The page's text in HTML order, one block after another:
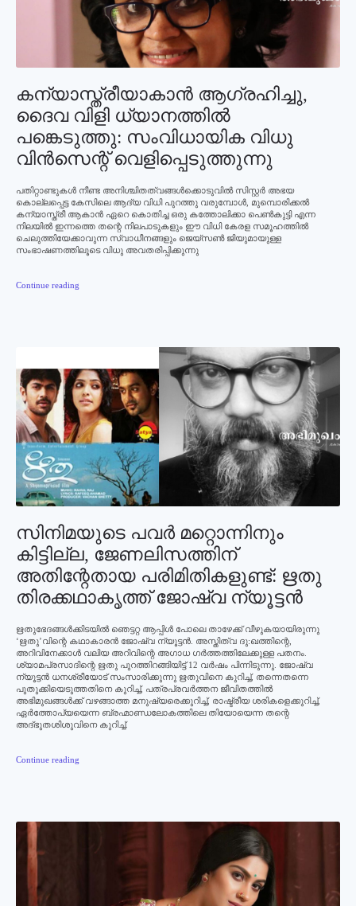
കന്യാസ്ത്രീയാകാന്‍ ആഗ്രഹിച്ചു,
ദൈവ വിളി ധ്യാനത്തില്‍
പങ്കെടുത്തു: സംവിധായിക വിധു
വിന്‍സെന്റ് വെളിപ്പെടുത്തുന്നു
പതിറ്റാണ്ടുകള്‍ നീണ്ട അനിശ്ചിതത്വങ്ങള്‍ക്കൊടുവില്‍ സിസ്റ്റര്‍ അഭയ
കൊല്ലപ്പെട്ട കേസിലെ ആദ്യ വിധി പുറത്തു വരുമ്പോള്‍, മുമ്പൊരിക്കല്‍
കന്യാസ്ത്രീ ആകാന്‍ ഏറെ കൊതിച്ച ഒരു കത്തോലിക്കാ പെണ്‍കുട്ടി എന്ന
നിലയില്‍ ഇന്നത്തെ തന്റെ നിലപാടുകളും ഈ വിധി കേരള സമൂഹത്തില്‍
ചെലുത്തിയേക്കാവുന്ന സ്വാധീനങ്ങളും ജെയ്‌സണ്‍ ജിയുമായുള്ള
സംഭാഷണത്തിലൂടെ വിധു അവതരിപ്പിക്കുന്നു
Continue reading
സിനിമയുടെ പവര്‍ മറ്റൊന്നിനും
കിട്ടില്ല, ജേണലിസത്തിന്
അതിന്റേതായ പരിമിതികളുണ്ട്: ഋതു
തിരക്കഥാകൃത്ത് ജോഷ്വ ന്യൂട്ടന്‍
ഋതുഭേദങ്ങള്‍ക്കിടയില്‍ ഞെട്ടറ്റ ആപ്പിള്‍ പോലെ താഴേക്ക് വീഴുകയായിരുന്നു
‘ഋതു’വിന്റെ കഥാകാരന്‍ ജോഷ്വ ന്യൂട്ടന്‍. അസ്തിത്വ ദു:ഖത്തിന്റെ,
അറിവിനേക്കാള്‍ വലിയ അറിവിന്റെ അഗാധ ഗര്‍ത്തത്തിലേക്കുള്ള പതനം.
ശ്യാമപ്രസാദിന്റെ ഋതു പുറത്തിറങ്ങിയിട്ട് 12 വര്‍ഷം പിന്നിടുന്നു. ജോഷ്വ
ന്യൂട്ടന്‍ ധനശ്രീയോട് സംസാരിക്കുന്നു ഋതുവിനെ കുറിച്ച്, തന്നെതന്നെ
പുതുക്കിയെടുത്തതിനെ കുറിച്ച്, പത്രപ്രവര്‍ത്തന ജീവിതത്തില്‍
അഭിമുഖങ്ങള്‍ക്ക് വഴങ്ങാത്ത മനുഷ്യരെക്കുറിച്ച്, രാഷ്ട്രീയ ശരികളെക്കുറിച്ച്,
ഏര്‍ത്തോപ്യയെന്ന ബ്രഹ്മാണ്ഡലോകത്തിലെ തിയോയെന്ന തന്റെ
അദ്ഭുതശിശുവിനെ കുറിച്ച്.
Continue reading